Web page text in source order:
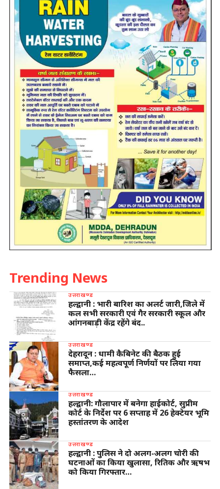
Trending News
उत्तराखण्ड
हल्द्वानी : भारी बारिश का अलर्ट जारी,जिले में
कल सभी सरकारी एवं गैर सरकारी स्कूल और
आंगनबाड़ी केंद्र रहेंगे बंद..
उत्तराखण्ड
देहरादून : धामी कैबिनेट की बैठक हुई
समाप्त,कई महत्वपूर्ण निर्णयों पर लिया गया
फैसला…
उत्तराखण्ड
हल्द्वानी: गौलापार में बनेगा हाईकोर्ट, सुप्रीम
कोर्ट के निर्देश पर 6 सप्ताह में 26 हेक्टेयर भूमि
हस्तांतरण के आदेश
उत्तराखण्ड
हल्द्वानी : पुलिस ने दो अलग-अलग चोरी की
घटनाओं का किया खुलासा, रितिक और ऋषभ
को किया गिरफ्तार…